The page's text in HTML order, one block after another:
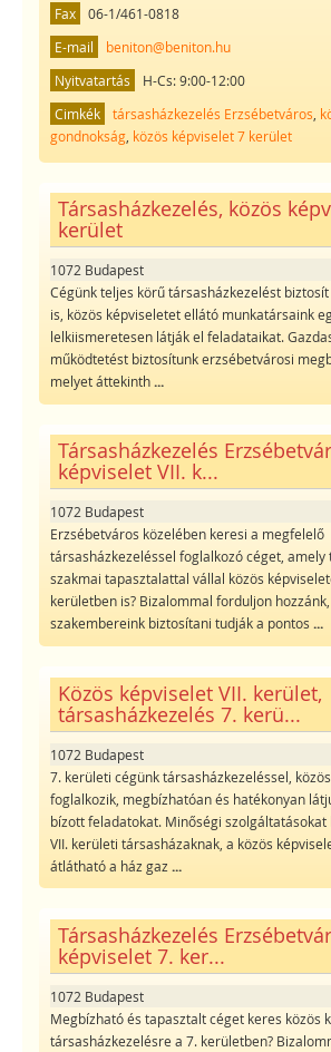
Fax
06-1/461-0818
E-mail
beniton@beniton.hu
Nyitvatartás
H-Cs: 9:00-12:00
Cimkék
társasházkezelés Erzsébetváros
gondnokság, közös képviselet 7 kerület
Társasházkezelés, közös
kerület
1072 Budapest
Cégünk teljes körű társasházkezelést
is, közös képviseletet ellátó munkatársaink
lelkiismeretesen látják el feladataikat.
működtetést biztosítunk erzsébetvárosi
melyet áttekinth...
Társasházkezelés
képviselet VII. k...
1072 Budapest
Erzsébetváros közelében keresi a megfelelő
társasházkezeléssel foglalkozó céget, amely
szakmai tapasztalattal vállal közös
kerületben is? Bizalommal forduljon
szakembereink biztosítani tudják a pontos ...
Közös képviselet VII. kerület,
társasházkezelés 7. kerü...
1072 Budapest
7. kerületi cégünk társasházkezeléssel,
foglalkozik, megbízhatóan és hatékonyan
bízott feladatokat. Minőségi szolgáltatásokat
VII. kerületi társasházaknak, a közös
átlátható a ház gaz ...
Társasházkezelés
képviselet 7. ker...
1072 Budapest
Megbízható és tapasztalt céget keres közös
társasházkezelésre a 7. kerületben?